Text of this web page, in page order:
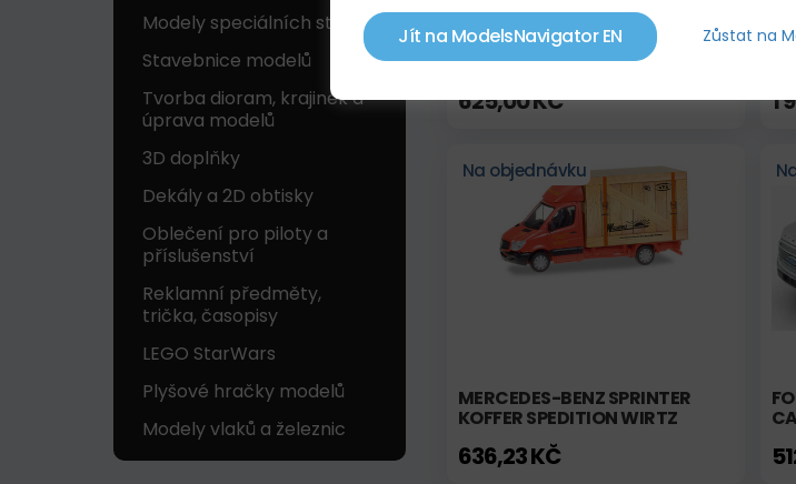
Modely speciálních strojů
Stavebnice modelů
Tvorba dioram, krajinek a
úprava modelů
3D doplňky
Dekály a 2D obtisky
Oblečení pro piloty a
příslušenství
Reklamní předměty,
trička, časopisy
LEGO StarWars
Plyšové hračky modelů
Modely vlaků a železnic
ŠKODA 1203 (1974) ČERVENÁ
SVĚTLA
625,00 KČ 1
Na objednávku
MERCEDES-BENZ SPRINTER
KOFFER SPEDITION WIRTZ
636,23 KČ
Jít na ModelsNavigator EN Zůstat na